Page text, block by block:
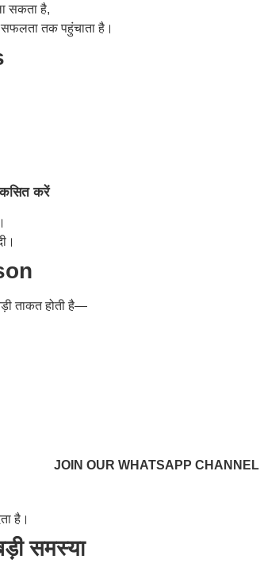
सकता है,
तक पहुंचाता है।
करें
ताकत होती है—
JOIN OUR WHATSAPP CHANNEL
है।
समस्या